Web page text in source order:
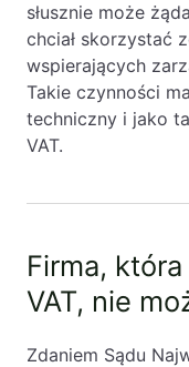
słusznie może
chciał skorzystać
wspierających
Takie czynności
techniczny i jako
VAT.
Firma, która
VAT, nie
Zdaniem Sądu